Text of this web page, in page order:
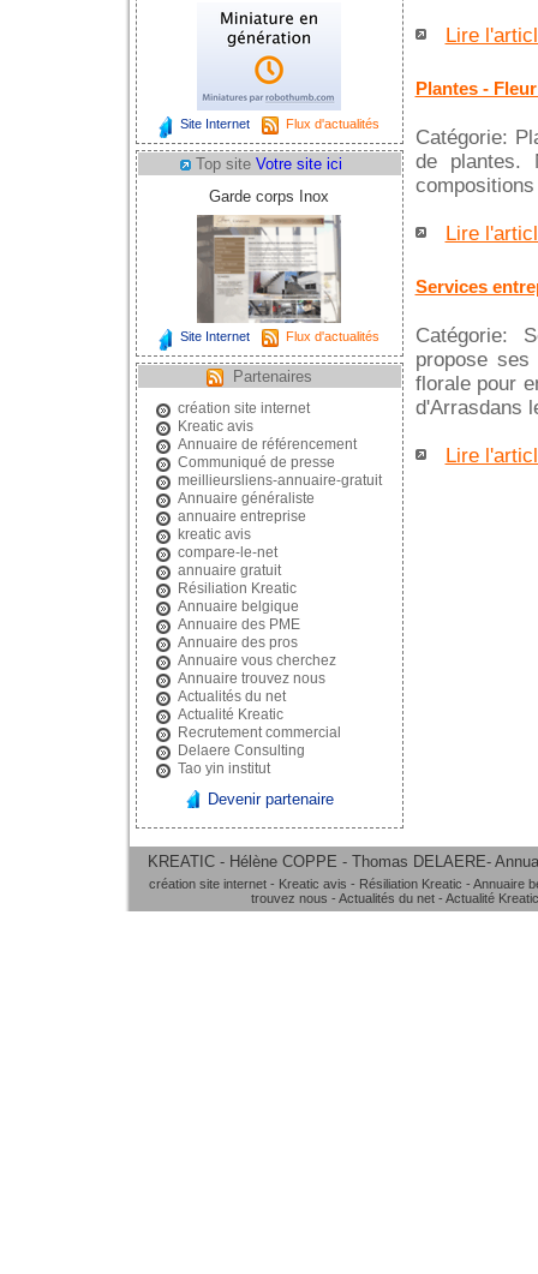
Site Internet Flux d'actualités
Top site Votre site ici
Garde corps Inox
Site Internet Flux d'actualités
Partenaires
création site internet
Kreatic avis
Annuaire de référencement
Communiqué de presse
meillieursliens-annuaire-gratuit
Annuaire généraliste
annuaire entreprise
kreatic avis
compare-le-net
annuaire gratuit
Résiliation Kreatic
Annuaire belgique
Annuaire des PME
Annuaire des pros
Annuaire vous cherchez
Annuaire trouvez nous
Actualités du net
Actualité Kreatic
Recrutement commercial
Delaere Consulting
Tao yin institut
Devenir partenaire
Lire
Plantes -
Catégorie:
de plantes.
Lire
Services
Catégorie:
propose
florale pour
d'Arrasdans
Lire
KREATIC - Hélène COPPE - Thomas DELAERE-
création site internet- Kreatic avis - Résiliation Kreatic - Annuaire
trouvez nous - Actualités du net - Actualité Kreatic